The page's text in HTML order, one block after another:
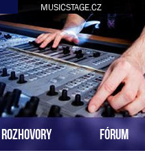
MUSICSTAGE.CZ
ROZHOVORY FÓRUM